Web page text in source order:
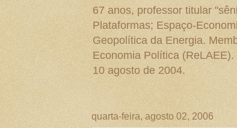
67 anos, professor titular
Plataformas; Espaço-
Geopolítica da Energia.
Economia Política
10 agosto de 2004.
quarta-feira, agosto 02, 2006